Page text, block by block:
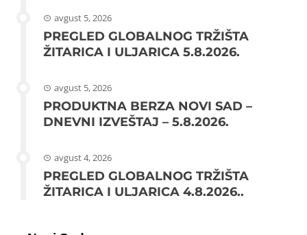
avgust 5, 2026
PREGLED GLOBALNOG TRŽIŠTA
ŽITARICA I ULJARICA 5.8.2026.
avgust 5, 2026
PRODUKTNA BERZA NOVI SAD –
DNEVNI IZVEŠTAJ – 5.8.2026.
avgust 4, 2026
PREGLED GLOBALNOG TRŽIŠTA
ŽITARICA I ULJARICA 4.8.2026..